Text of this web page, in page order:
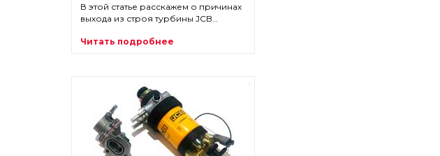
В этой статье расскажем о причинах
выхода из строя турбины JCB…
Читать подробнее